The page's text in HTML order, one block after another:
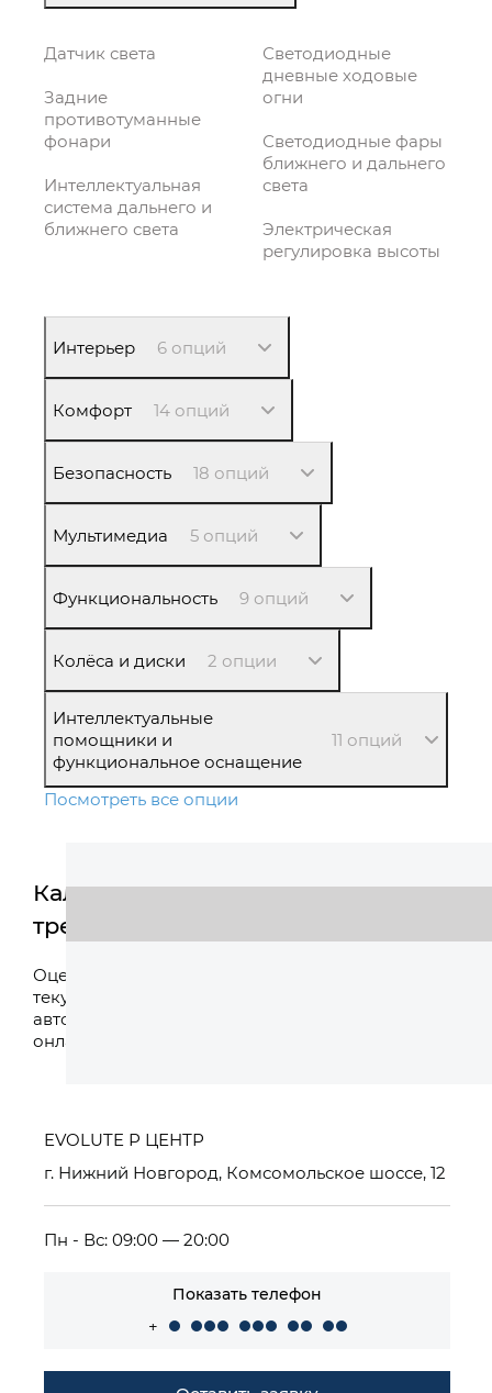
Датчик света
Задние
противотуманные
фонари
Интеллектуальная
система дальнего и
ближнего света
Светодиодные
дневные ходовые
огни
Светодиодные фары
ближнего и дальнего
света
Электрическая
регулировка высоты
Интерьер 6 опций
Комфорт 14 опций
Безопасность 18 опций
Мультимедиа 5 опций
Функциональность 9 опций
Колёса и диски 2 опции
Интеллектуальные
помощники и
функциональное оснащение
11 опций
Посмотреть все опции
Калькулятор
трейд-ин
Оцените свой
текущий
автомобиль
онлайн
EVOLUTE Р ЦЕНТР
г. Нижний Новгород, Комсомольское шоссе, 12
Пн - Вс: 09:00 — 20:00
Показать телефон
+